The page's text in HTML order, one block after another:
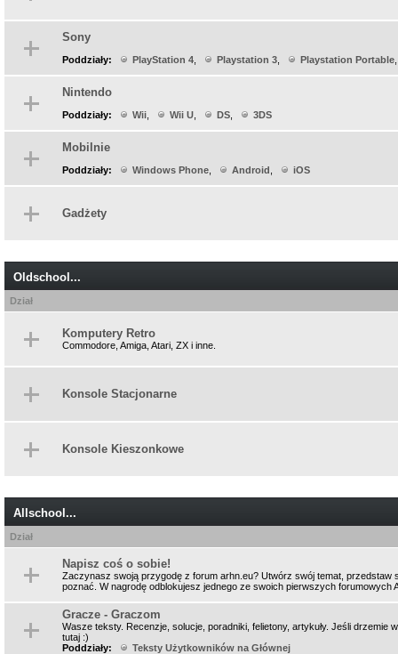
Sony
Poddziały: PlayStation 4 Playstation 3 Playstation Portable
Nintendo
Poddziały: Wii Wii U DS 3DS
Mobilnie
Poddziały: Windows Phone Android iOS
Gadżety
Oldschool...
Dział
Komputery Retro
Commodore, Amiga, Atari, ZX i inne.
Konsole Stacjonarne
Konsole Kieszonkowe
Allschool...
Dział
Napisz coś o sobie!
Zaczynasz swoją przygodę z forum arhn.eu? Utwórz swój temat, przedstaw
poznać. W nagrodę odblokujesz jednego ze swoich pierwszych forumowych
Gracze - Graczom
Wasze teksty. Recenzje, solucje, poradniki, felietony, artykuły. Jeśli drzemie
tutaj :)
Poddziały:
Teksty Użytkowników na Głównej